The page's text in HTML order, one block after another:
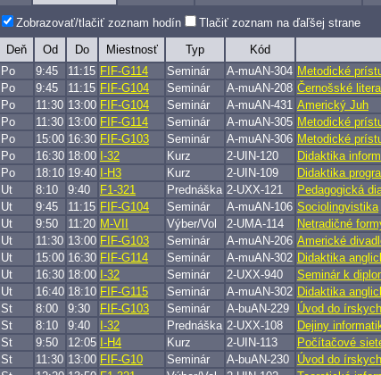
Zobrazovať/tlačiť zoznam hodín Tlačiť zoznam na ďaľšej strane
Deň Od Do Miestnosť Typ Kód
Po
9:45 11:15 FIF-G114 Seminár A-muAN-304 Metodické
Po
9:45 11:15 FIF-G104 Seminár A-muAN-208 Černošské
Po
11:30 13:00 FIF-G104 Seminár A-muAN-431 Americký Juh
Po
11:30 13:00 FIF-G114 Seminár A-muAN-305 Metodické
Po
15:00 16:30 FIF-G103 Seminár A-muAN-306 Metodické
Po
16:30 18:00 I-32 Kurz 2-UIN-120 Didaktika
Po
18:10 19:40 I-H3 Kurz 2-UIN-109 Didaktika
Ut
8:10 9:40 F1-321 Prednáška 2-UXX-121 Pedagogická
Ut
9:45 11:15 FIF-G104 Seminár A-muAN-106 Sociolingvistika
Ut
9:50 11:20 M-VII Výber/Vol 2-UMA-114 Netradičné
Ut
11:30 13:00 FIF-G103 Seminár A-muAN-206 Americké
Ut
15:00 16:30 FIF-G114 Seminár A-muAN-302 Didaktika
Ut
16:30 18:00 I-32 Seminár 2-UXX-940 Seminár k
Ut
16:40 18:10 FIF-G115 Seminár A-muAN-302 Didaktika
St
8:00 9:30 FIF-G103 Seminár A-buAN-229 Úvod do
St
8:10 9:40 I-32 Prednáška 2-UXX-108 Dejiny
St
9:50 12:05 I-H4 Kurz 2-UIN-113 Počítačové
St
11:30 13:00 FIF-G10 Seminár A-buAN-230 Úvod do